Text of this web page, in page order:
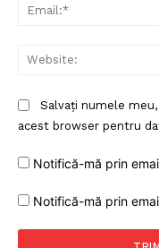
Salvați numele
acest browser pentru
Notifică-mă prin
Notifică-mă prin